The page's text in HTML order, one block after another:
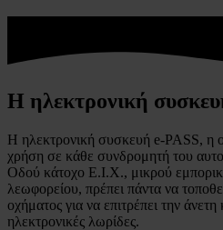
Η ηλεκτρονική
Η ηλεκτρονική συσκευή e-PASS, η
χρήση σε κάθε συνδρομητή του
Οδού κάτοχο Ε.Ι.Χ., μικρού
λεωφορείου, πρέπει πάντα να
οχήματος για να επιτρέπει την
ηλεκτρονικές λωρίδες.